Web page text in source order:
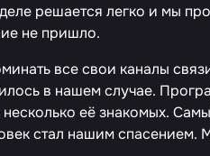
решается легко и мы
не пришло.
все свои каналы
в нашем случае.
её знакомых.
стал нашим спасением.